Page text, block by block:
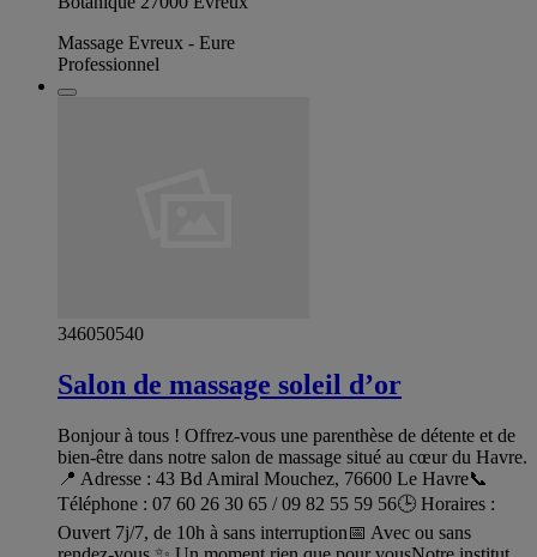
Massage Evreux - Eure
Professionnel
346050540
Salon de massage soleil d’or
Bonjour à tous ! Offrez-vous une parenthèse de détente et de
bien-être dans notre salon de massage situé au cœur du Havre.
📍 Adresse : 43 Bd Amiral Mouchez, 76600 Le Havre📞
Téléphone : 07 60 26 30 65 / 09 82 55 59 56🕒 Horaires :
Ouvert 7j/7, de 10h à sans interruption📅 Avec ou sans